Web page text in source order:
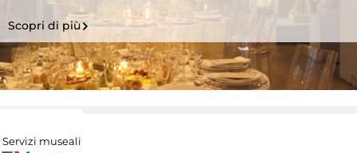
Scopri di più
Servizi museali